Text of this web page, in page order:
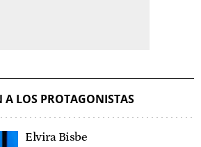
A LOS PROTAGONISTAS
Elvira Bisbe